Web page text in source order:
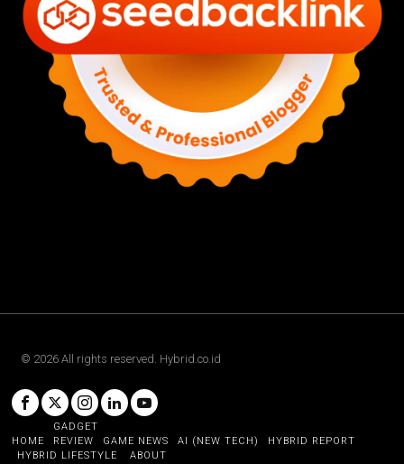
© 2026 All rights reserved. Hybrid.co.id
HOME
GADGET
REVIEW
GAME NEWS AI (NEW TECH)
HYBRID REPORT
HYBRID LIFESTYLE
ABOUT